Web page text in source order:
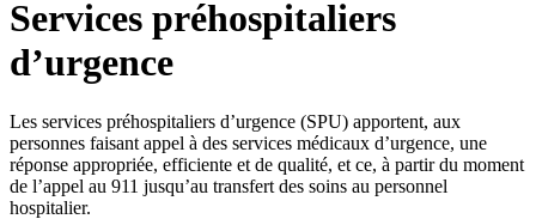
Services préhospitaliers
d’urgence
Les services préhospitaliers d’urgence (SPU) apportent, aux
personnes faisant appel à des services médicaux d’urgence, une
réponse appropriée, efficiente et de qualité, et ce, à partir du moment
de l’appel au 911 jusqu’au transfert des soins au personnel
hospitalier.